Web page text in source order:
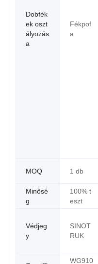
Dobfék
ek oszt
ályozás
a
Fékpof
a
MOQ 1 db
Minősé
g
100% t
eszt
Védjeg
y
SINOT
RUK
WG910